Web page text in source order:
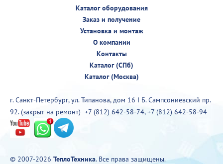
Каталог оборудования
Заказ и получение
Установка и монтаж
О компании
Контакты
Каталог (СПб)
Каталог (Москва)
г. Санкт-Петербург, ул. Типанова, дом 16 I Б. Сампсониевский пр.
92. (закрыт на ремонт) +7 (812) 642-58-74,+7 (812) 642-58-94
© 2007-2026 ТеплоТехника. Все права защищены.